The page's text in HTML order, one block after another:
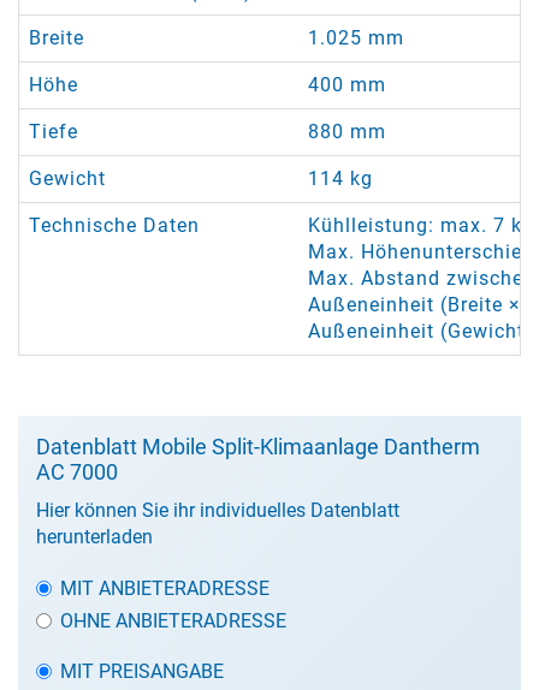
Breite 1.025 mm
Höhe 400 mm
Tiefe 880 mm
Gewicht 114 kg
Technische Daten
Kühlleistung: max. 7
Max.
Max. Abstand
Außeneinheit (Breite ×
Außeneinheit
Datenblatt Mobile Split-Klimaanlage Dantherm
AC 7000
Hier können Sie ihr individuelles Datenblatt
herunterladen
MIT ANBIETERADRESSE
OHNE ANBIETERADRESSE
MIT PREISANGABE